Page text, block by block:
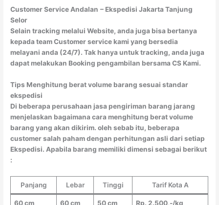
Customer Service Andalan – Ekspedisi Jakarta Tanjung
Selor
Selain tracking melalui Website, anda juga bisa bertanya
kepada team Customer service kami yang bersedia
melayani anda (24/7). Tak hanya untuk tracking, anda juga
dapat melakukan Booking pengambilan bersama CS Kami.
Tips Menghitung berat volume barang sesuai standar
ekspedisi
Di beberapa perusahaan jasa pengiriman barang jarang
menjelaskan bagaimana cara menghitung berat volume
barang yang akan dikirim. oleh sebab itu, beberapa
customer salah paham dengan perhitungan asli dari setiap
Ekspedisi. Apabila barang memiliki dimensi sebagai berikut
:
Panjang Lebar Tinggi Tarif Kota A
60 cm 60 cm 50 cm Rp. 2.500,-/kg